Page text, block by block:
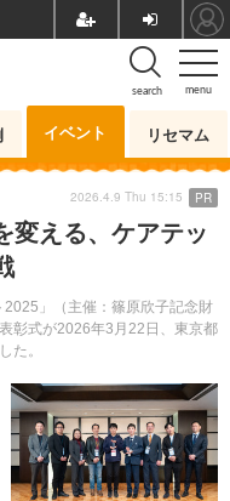
menu
search
イベント リセマム
変える、ケアテッ
」（主催：篠原欣子記念財
彰式が2026年3月22日、東京都
た。
2026.4.9 Thu 15:15 PR